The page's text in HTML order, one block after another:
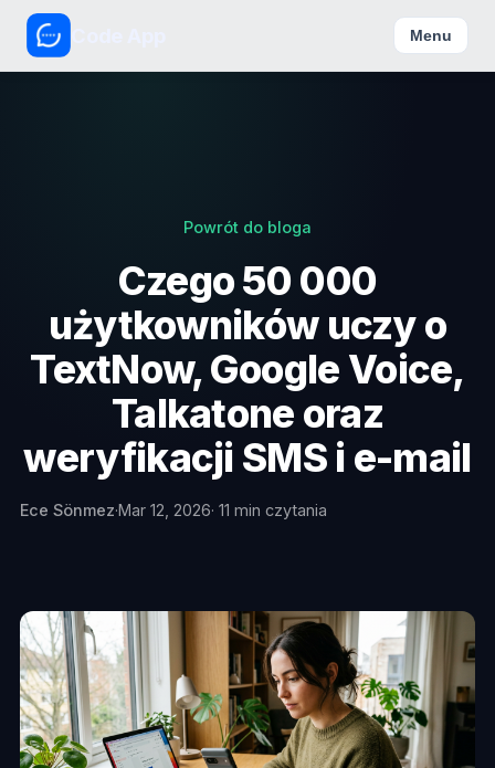
Menu
Powrót do bloga
Czego 50 000
użytkowników uczy o
TextNow, Google Voice,
Talkatone oraz
weryfikacji SMS i e-mail
Ece Sönmez·Mar 12, 2026· 11 min czytania